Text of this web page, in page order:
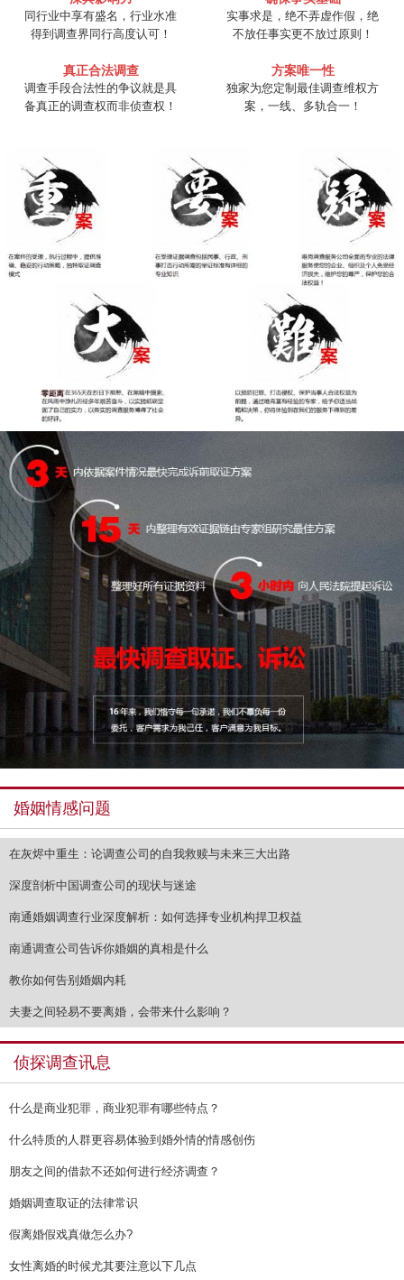
同行业中享有盛名，行业水准
得到调查界同行高度认可！
实事求是，绝不弄虚作假，绝
不放任事实更不放过原则！
真正合法调查
调查手段合法性的争议就是具
备真正的调查权而非侦查权！
方案唯一性
独家为您定制最佳调查维权方
案，一线、多轨合一！
婚姻情感问题
在灰烬中重生：论调查公司的自我救赎与未来三大出路
深度剖析中国调查公司的现状与迷途
南通婚姻调查行业深度解析：如何选择专业机构捍卫权益
南通调查公司告诉你婚姻的真相是什么
教你如何告别婚姻内耗
夫妻之间轻易不要离婚，会带来什么影响？
侦探调查讯息
什么是商业犯罪，商业犯罪有哪些特点？
什么特质的人群更容易体验到婚外情的情感创伤
朋友之间的借款不还如何进行经济调查？
婚姻调查取证的法律常识
假离婚假戏真做怎么办?
女性离婚的时候尤其要注意以下几点